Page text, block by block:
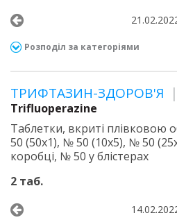
Розподіл за категоріями
ТРИФТАЗИН-ЗДОРОВ'Я
Trifluoperazine
Таблетки, вкриті
50 (50х1), № 50 (10х5), № 50
коробці, № 50 у блістерах
2 таб.